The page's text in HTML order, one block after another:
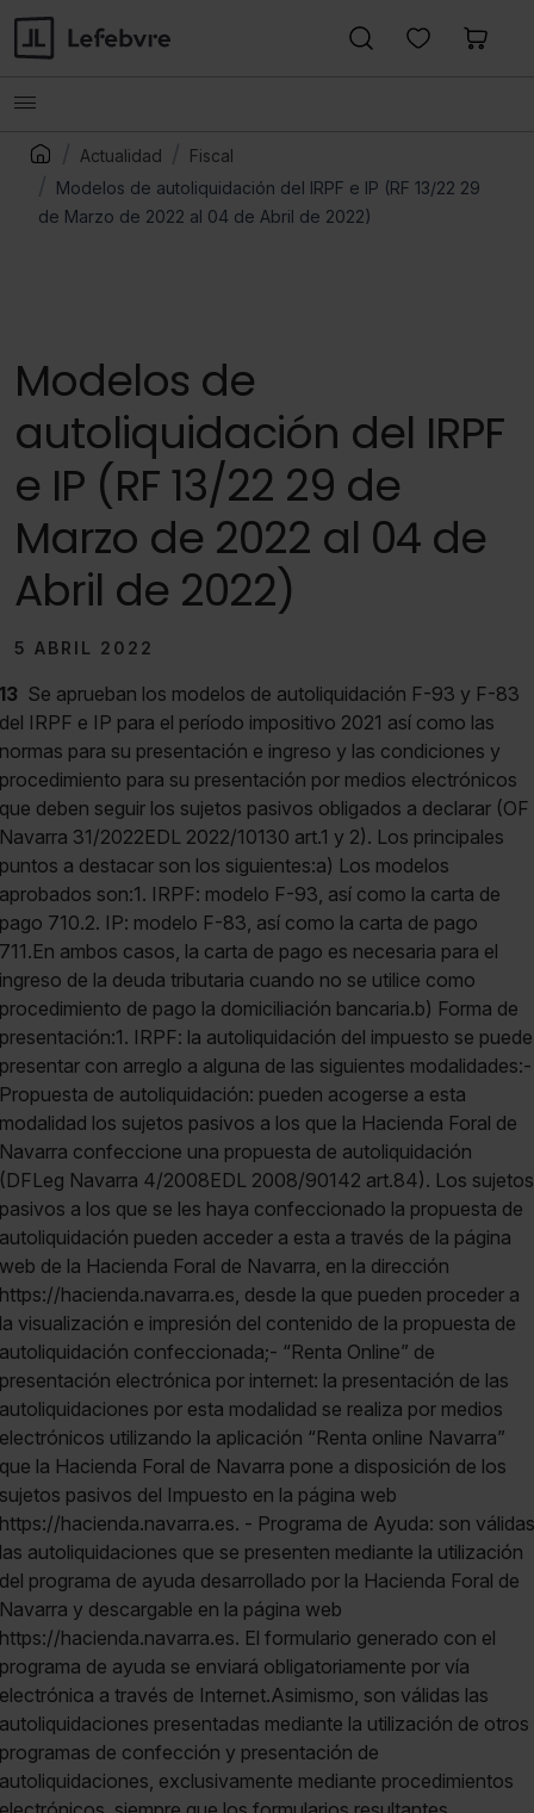
Actualidad
Fiscal
Modelos de autoliquidación del IRPF e IP (RF 13/22 29
de Marzo de 2022 al 04 de Abril de 2022)
Modelos de
autoliquidación del IRPF
e IP (RF 13/22 29 de
Marzo de 2022 al 04 de
Abril de 2022)
5 ABRIL 2022
13 Se aprueban los modelos de autoliquidación F-93 y F-83
del IRPF e IP para el período impositivo 2021 así como las
normas para su presentación e ingreso y las condiciones y
procedimiento para su presentación por medios electrónicos
que deben seguir los sujetos pasivos obligados a declarar (OF
Navarra 31/2022EDL 2022/10130 art.1 y 2). Los principales
puntos a destacar son los siguientes:a) Los modelos
aprobados son:1. IRPF: modelo F-93, así como la carta de
pago 710.2. IP: modelo F-83, así como la carta de pago
711.En ambos casos, la carta de pago es necesaria para el
ingreso de la deuda tributaria cuando no se utilice como
procedimiento de pago la domiciliación bancaria.b) Forma de
presentación:1. IRPF: la autoliquidación del impuesto se puede
presentar con arreglo a alguna de las siguientes modalidades:-
Propuesta de autoliquidación: pueden acogerse a esta
modalidad los sujetos pasivos a los que la Hacienda Foral de
Navarra confeccione una propuesta de autoliquidación
(DFLeg Navarra 4/2008EDL 2008/90142 art.84). Los sujetos
pasivos a los que se les haya confeccionado la propuesta de
autoliquidación pueden acceder a esta a través de la página
web de la Hacienda Foral de Navarra, en la dirección
https://hacienda.navarra.es, desde la que pueden proceder a
la visualización e impresión del contenido de la propuesta de
autoliquidación confeccionada;- “Renta Online” de
presentación electrónica por internet: la presentación de las
autoliquidaciones por esta modalidad se realiza por medios
electrónicos utilizando la aplicación “Renta online Navarra”
que la Hacienda Foral de Navarra pone a disposición de los
sujetos pasivos del Impuesto en la página web
https://hacienda.navarra.es. - Programa de Ayuda: son válidas
las autoliquidaciones que se presenten mediante la utilización
del programa de ayuda desarrollado por la Hacienda Foral de
Navarra y descargable en la página web
https://hacienda.navarra.es. El formulario generado con el
programa de ayuda se enviará obligatoriamente por vía
electrónica a través de Internet.Asimismo, son válidas las
autoliquidaciones presentadas mediante la utilización de otros
programas de confección y presentación de
autoliquidaciones, exclusivamente mediante procedimientos